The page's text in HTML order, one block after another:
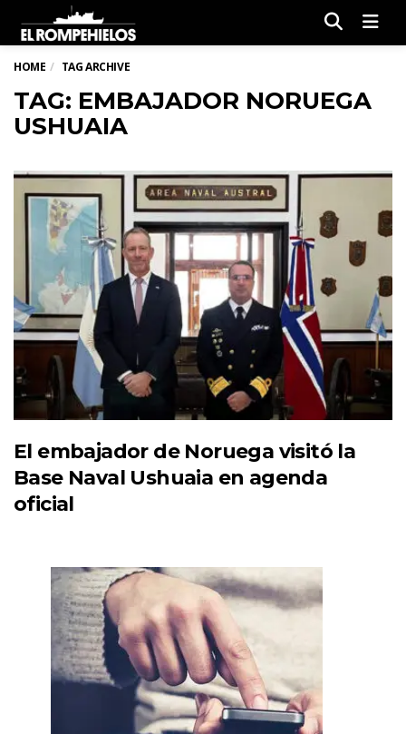
HOME TAG ARCHIVE
TAG: EMBAJADOR NORUEGA
USHUAIA
El embajador de Noruega visitó la
Base Naval Ushuaia en agenda
oficial